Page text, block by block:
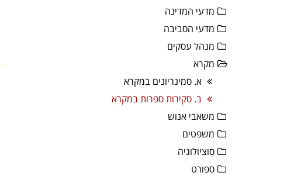
מדעי המדינה
מדעי הסביבה
מנהל עסקים
מקרא
א. סמינריונים במקרא
ב. סקירות ספרות במקרא
משאבי אנוש
משפטים
סוציולוגיה
ספורט